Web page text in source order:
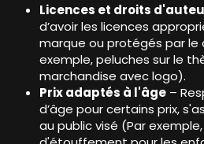
Licences et droits
d’avoir les licences
marque ou protégés par le
exemple, peluches sur le
marchandise avec logo).
Prix ​​​​adaptés à l'âge –
d’âge pour certains prix,
au public visé (Par